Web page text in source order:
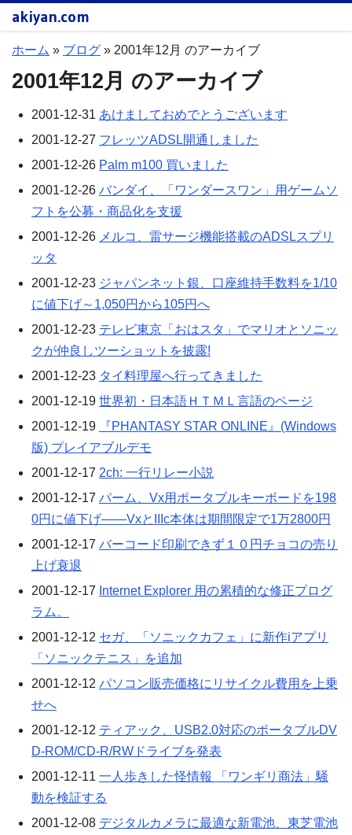
akiyan.com
ホーム » ブログ » 2001年12月 のアーカイブ
2001年12月 のアーカイブ
2001-12-31 あけましておめでとうございます
2001-12-27 フレッツADSL開通しました
2001-12-26 Palm m100 買いました
2001-12-26 バンダイ、「ワンダースワン」用ゲームソ
フトを公募・商品化を支援
2001-12-26 メルコ、雷サージ機能搭載のADSLスプリ
ッタ
2001-12-23 ジャパンネット銀、口座維持手数料を1/10
に値下げ～1,050円から105円へ
2001-12-23 テレビ東京「おはスタ」でマリオとソニッ
クが仲良しツーショットを披露!
2001-12-23 タイ料理屋へ行ってきました
2001-12-19 世界初・日本語ＨＴＭＬ言語のページ
2001-12-19
『PHANTASY STAR ONLINE』(Windows
版) プレイアブルデモ
2001-12-17 2ch: 一行リレー小説
2001-12-17 パーム、Vx用ポータブルキーボードを198
0円に値下げ――VxとIIIc本体は期間限定で1万2800円
2001-12-17 バーコード印刷できず１０円チョコの売り
上げ衰退
2001-12-17 Internet Explorer 用の累積的な修正プログ
ラム。
2001-12-12 セガ、「ソニックカフェ」に新作iアプリ
「ソニックテニス」を追加
2001-12-12 パソコン販売価格にリサイクル費用を上乗
せへ
2001-12-12 ティアック、USB2.0対応のポータブルDV
D-ROM/CD-R/RWドライブを発表
2001-12-11 一人歩きした怪情報 「ワンギリ商法」騒
動を検証する
2001-12-08 デジタルカメラに最適な新電池、東芝電池